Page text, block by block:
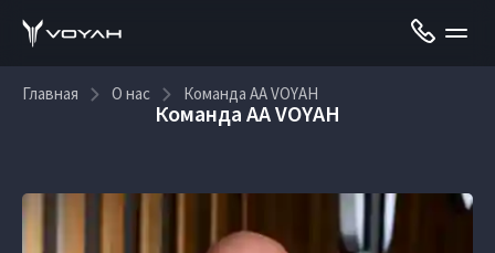
Главная О нас Команда AA VOYAH
Команда AA VOYAH